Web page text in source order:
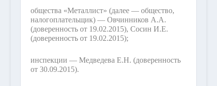
общества «Металлист» (далее — общество,
налогоплательщик) — Овчинников А.А.
(доверенность от 19.02.2015), Сосин И.Е.
(доверенность от 19.02.2015);
инспекции — Медведева Е.Н. (доверенность
от 30.09.2015).